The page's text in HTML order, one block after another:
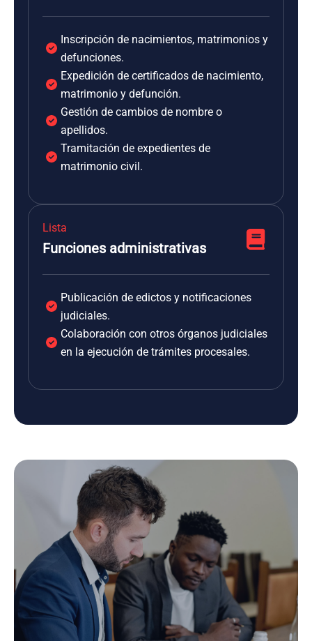
Inscripción de nacimientos, matrimonios y
defunciones.
Expedición de certificados de nacimiento,
matrimonio y defunción.
Gestión de cambios de nombre o
apellidos.
Tramitación de expedientes de
matrimonio civil.
Lista
Funciones administrativas
Publicación de edictos y notificaciones
judiciales.
Colaboración con otros órganos judiciales
en la ejecución de trámites procesales.